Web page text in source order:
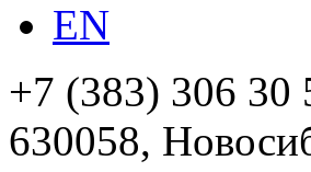
EN
+7 (383) 306 30
630058,